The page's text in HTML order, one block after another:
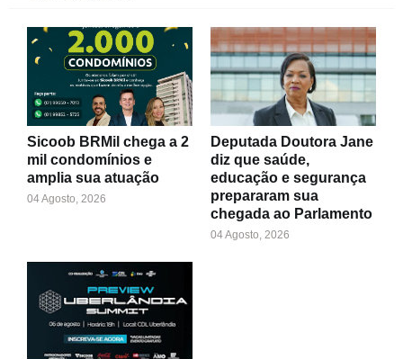
Sicoob BRMil chega a 2
mil condomínios e
amplia sua atuação
04 Agosto, 2026
Deputada Doutora Jane
diz que saúde,
educação e segurança
prepararam sua
chegada ao Parlamento
04 Agosto, 2026